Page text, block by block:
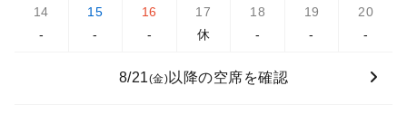
14
-
15
-
16
-
17
休
18
-
19
-
20
-
8/21(金) 以降の空席を確認